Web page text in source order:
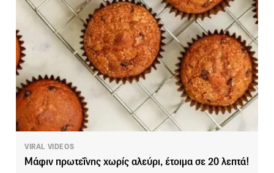
VIRAL VIDEOS
Μάφιν πρωτεΐνης χωρίς αλεύρι, έτοιμα σε 20 λεπτά!